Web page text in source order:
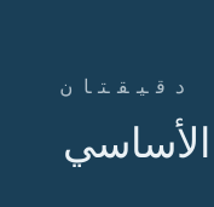
دقيقتان
الأساسي